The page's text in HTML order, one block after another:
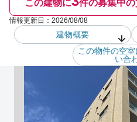
この建物に 件の募集中
情報更新日： 2026/08/08
建物概要
この物件の空
い合